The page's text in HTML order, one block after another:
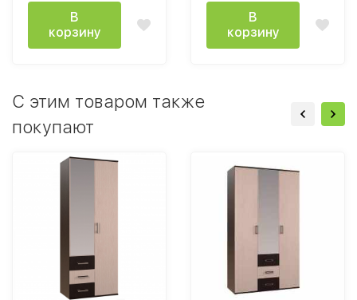
В
корзину
В
корзину
C этим товаром также
покупают